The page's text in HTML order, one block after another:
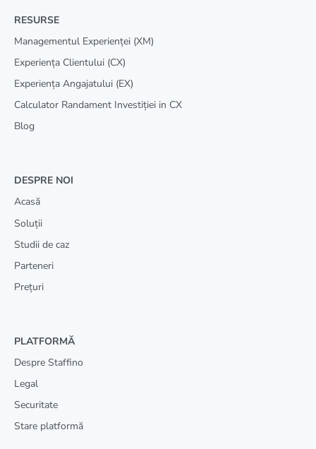
RESURSE
Managementul Experienței (XM)
Experiența Clientului (CX)
Experiența Angajatului (EX)
Calculator Randament Investiției in CX
Blog
DESPRE NOI
Acasă
Soluții
Studii de caz
Parteneri
Prețuri
PLATFORMĂ
Despre Staffino
Legal
Securitate
Stare platformă